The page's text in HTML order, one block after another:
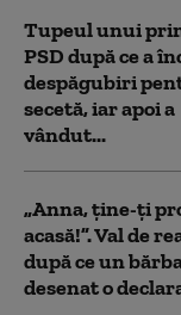
Tupeul unui
PSD după ce a
despăgubiri
secetă, iar apoi a
vândut...
„Anna, ţine-ţi
acasă!”. Val de
după ce un
desenat o